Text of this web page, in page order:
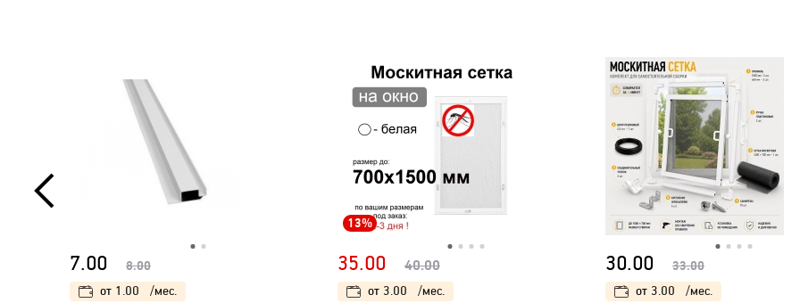
7.00 8.00
от 1.00
/мес.
13%
35.00 40.00
от 3.00
/мес.
30.00 33.00
от 3.00
/мес.